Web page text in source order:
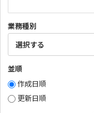
業務種別
選択する
並順
作成日順
更新日順